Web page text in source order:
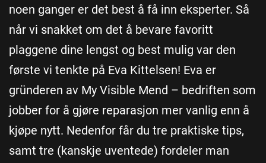
noen ganger er det best å få inn eksperter. Så
når vi snakket om det å bevare favoritt
plaggene dine lengst og best mulig var den
første vi tenkte på Eva Kittelsen! Eva er
gründeren av My Visible Mend – bedriften som
jobber for å gjøre reparasjon mer vanlig enn å
kjøpe nytt. Nedenfor får du tre praktiske tips,
samt tre (kanskje uventede) fordeler man